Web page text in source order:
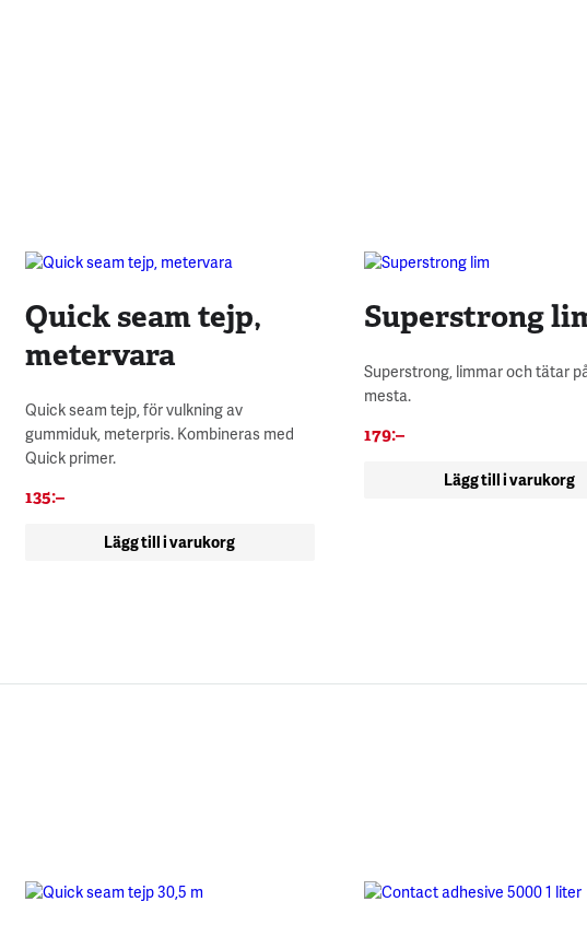
Quick seam tejp,
metervara
Quick seam tejp, för vulkning av
gummiduk, meterpris. Kombineras med
Quick primer.
135:–
Lägg till i varukorg
Superstrong
Superstrong, limmar och tätar
mesta.
179:–
Lägg till i varukorg